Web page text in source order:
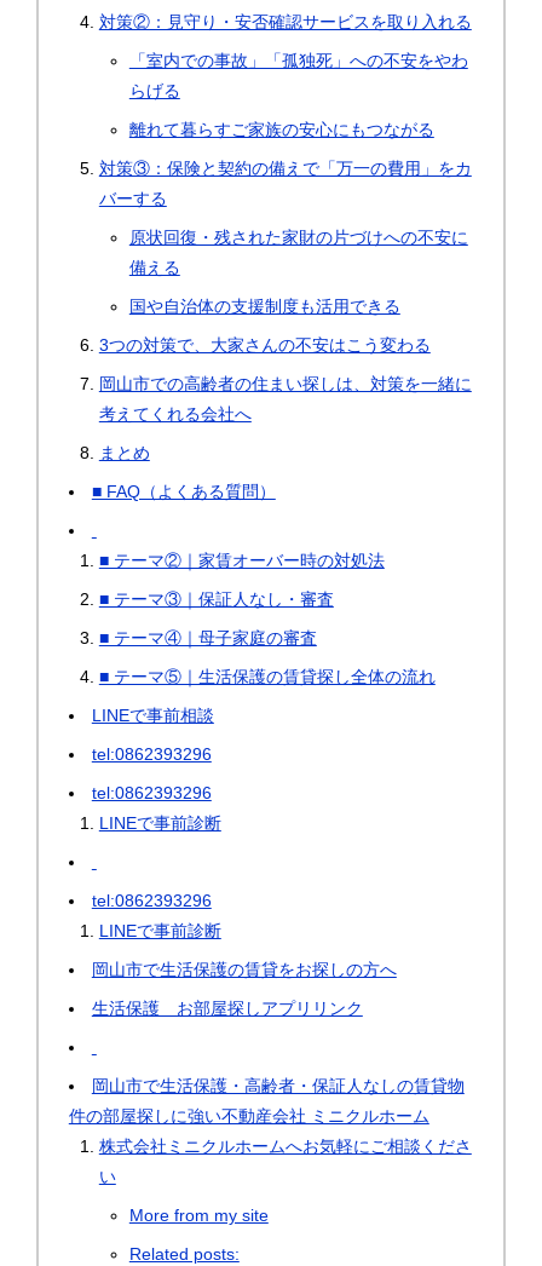
対策②：見守り・安否確認サービスを取り入れる
「室内での事故」「孤独死」への不安をやわ
らげる
離れて暮らすご家族の安心にもつながる
対策③：保険と契約の備えで「万一の費用」をカ
バーする
原状回復・残された家財の片づけへの不安に
備える
国や自治体の支援制度も活用できる
3つの対策で、大家さんの不安はこう変わる
岡山市での高齢者の住まい探しは、対策を一緒に
考えてくれる会社へ
まとめ
■ FAQ（よくある質問）
■ テーマ②｜家賃オーバー時の対処法
■ テーマ③｜保証人なし・審査
■ テーマ④｜母子家庭の審査
■ テーマ⑤｜生活保護の賃貸探し全体の流れ
LINEで事前相談
tel:0862393296
tel:0862393296
LINEで事前診断
tel:0862393296
LINEで事前診断
岡山市で生活保護の賃貸をお探しの方へ
生活保護 お部屋探しアプリリンク
岡山市で生活保護・高齢者・保証人なしの賃貸物
件の部屋探しに強い不動産会社 ミニクルホーム
株式会社ミニクルホームへお気軽にご相談くださ
い
More from my site
Related posts: